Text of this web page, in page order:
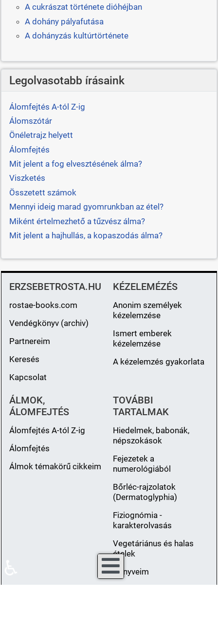
A cukrászat története dióhéjban
A dohány pályafutása
A dohányzás kultúrtörténete
Legolvasotabb írásaink
Álomfejtés A-tól Z-ig
Álomszótár
Önéletrajz helyett
Álomfejtés
Mit jelent a fog elvesztésének álma?
Viszketés
Összetett számok
Mennyi ideig marad gyomrunkban az étel?
Miként értelmezhető a tűzvész álma?
Mit jelent a hajhullás, a kopaszodás álma?
ERZSEBETROSTA.HU
rostae-books.com
Vendégkönyv (archiv)
Partnereim
Keresés
Kapcsolat
KÉZELEMÉZÉS
Anonim személyek
kézelemzése
Ismert emberek
kézelemzése
A kézelemzés gyakorlata
ÁLMOK,
ÁLOMFEJTÉS
Álomfejtés A-tól Z-ig
Álomfejtés
Álmok témakörű cikkeim
TOVÁBBI
TARTALMAK
Hiedelmek, babonák,
népszokások
Fejezetek a
numerológiából
Bőrléc-rajzolatok
(Dermatoglyphia)
Fiziognómia -
karakterolvasás
Vegetáriánus és halas
ételek
Könyveim